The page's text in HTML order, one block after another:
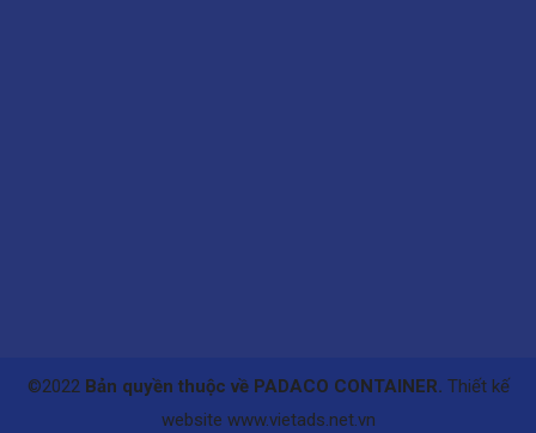
©2022 Bản quyền thuộc về PADACO CONTAINER. Thiết kế
website www.vietads.net.vn